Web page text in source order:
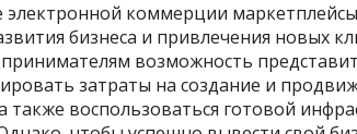
коммерции
бизнеса и привлечения новых
возможность
затраты на создание и
также воспользоваться готовой